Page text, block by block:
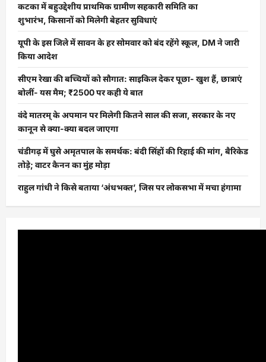
कटका में बहुउद्देशीय प्राथमिक ग्रामीण सहकारी समिति का
शुभारंभ, किसानों को मिलेगी बेहतर सुविधाएं
यूपी के इस जिले में सावन के हर सोमवार को बंद रहेंगे स्कूल, DM ने जारी
किया आदेश
सीएम रेखा की बच्चियों को सौगात: साइकिल देकर पूछा- खुश हैं, छात्राएं
बोलीं- यस मैम; ₹2500 पर कही ये बात
वंदे मातरम् के अपमान पर मिलेगी कितने साल की सजा, सरकार के नए
कानून से क्या-क्या बदल जाएगा
चंडीगढ़ में घुसे अमृतपाल के समर्थक: बंदी सिंहों की रिहाई की मांग, बैरिकेड
तोड़े; वाटर कैनन का मुंह मोड़ा
राहुल गांधी ने किसे बताया ‘अंधभक्त’, जिस पर लोकसभा में मचा हंगामा